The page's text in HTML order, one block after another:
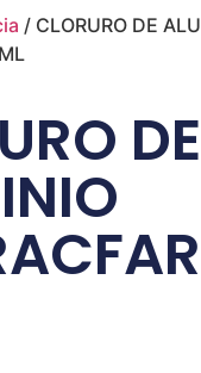
/ CLORURO DE
DE